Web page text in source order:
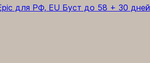
для РФ, EU Буст до 58 + 30 дней